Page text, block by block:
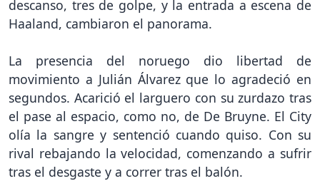
descanso, tres de golpe, y la entrada a escena de
Haaland, cambiaron el panorama.
La presencia del noruego dio libertad de
movimiento a Julián Álvarez que lo agradeció en
segundos. Acarició el larguero con su zurdazo tras
el pase al espacio, como no, de De Bruyne. El City
olía la sangre y sentenció cuando quiso. Con su
rival rebajando la velocidad, comenzando a sufrir
tras el desgaste y a correr tras el balón.